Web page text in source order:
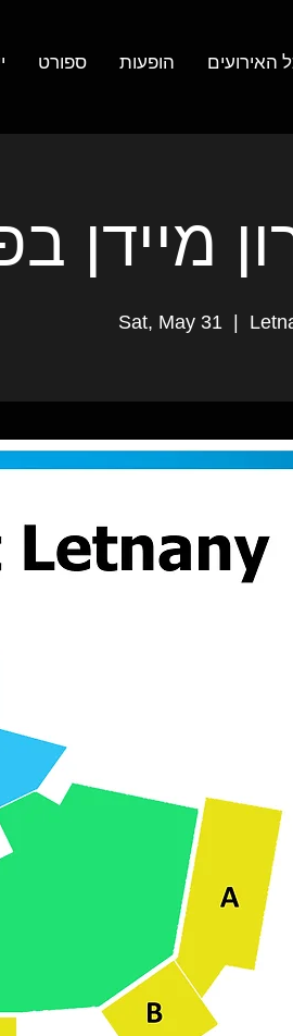
האירועים הופעות ספורט
מיידן בפראג
Sat, May 31
  |